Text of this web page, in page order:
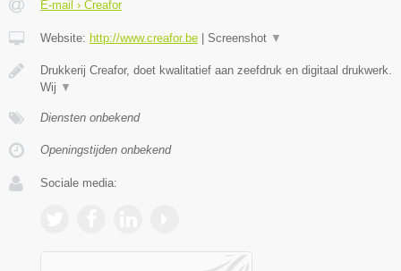
E-mail › Creafor
Website: http://www.creafor.be Screenshot ▼
Drukkerij Creafor, doet kwalitatief aan zeefdruk en digitaal drukwerk.
Wij ▼
Diensten onbekend
Openingstijden onbekend
Sociale media: